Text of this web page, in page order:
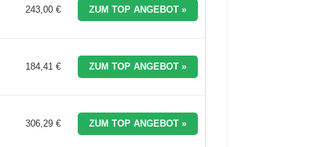
243,00 € ZUM TOP ANGEBOT »
184,41 € ZUM TOP ANGEBOT »
306,29 € ZUM TOP ANGEBOT »